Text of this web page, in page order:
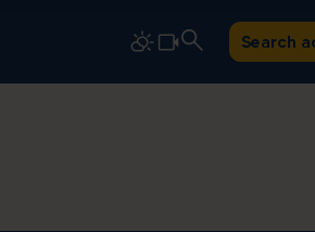
Search